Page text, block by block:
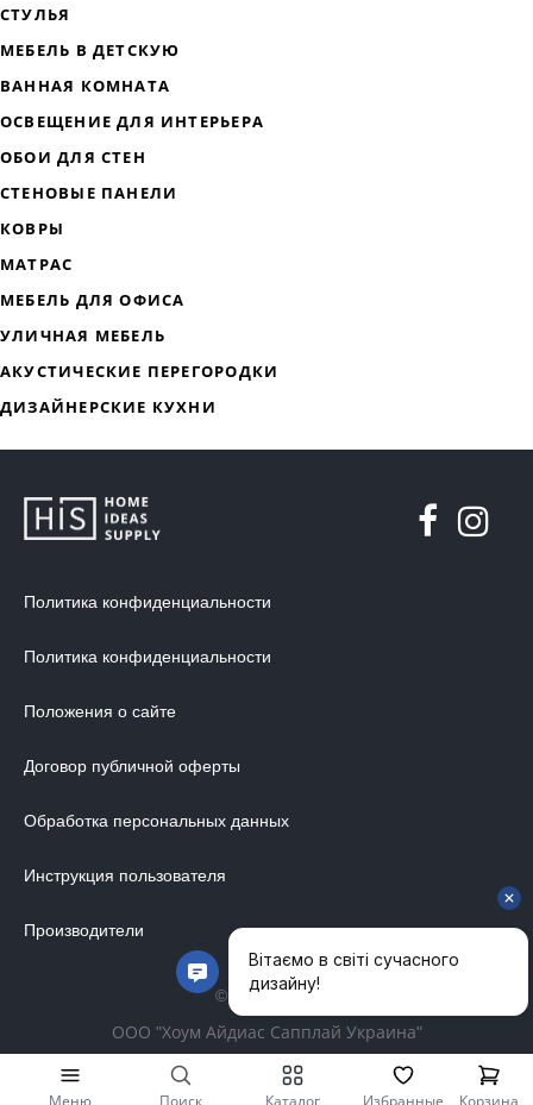
ДИЗАЙНЕРСКАЯ МЕБЕЛЬ
МЯГКАЯ МЕБЕЛЬ
ДИЗАЙНЕРСКИЕ СТОЛЫ
СТУЛЬЯ
ОСВЕЩЕНИЕ ДЛЯ ИНТЕРЬЕРА
ОБОИ ДЛЯ СТЕН
МАТРАС
МЕБЕЛЬ ДЛЯ ОФИСА
УЛИЧНАЯ МЕБЕЛЬ
АКУСТИЧЕСКИЕ ПЕРЕГОРОДКИ
ДИЗАЙНЕРСКИЕ КУХНИ
Политика конфиденциальности
Политика конфиденциальности
Положения о сайте
Договор публичной оферты
Обработка персональных данных
Инструкция пользователя
Производители
© 2014-2026
ООО "Хоум Айдиас Сапплай Украина"
Меню Поиск Каталог Избранные Корзина